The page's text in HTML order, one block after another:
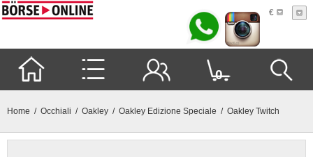
€
0
Home / Occhiali / Oakley / Oakley Edizione Speciale / Oakley Twitch